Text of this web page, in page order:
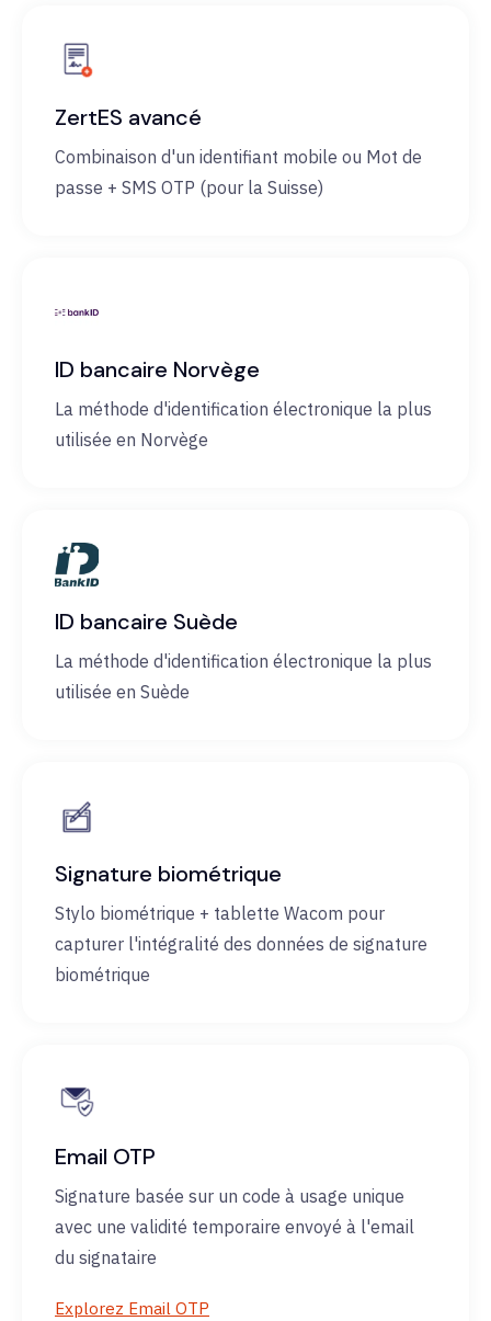
ZertES avancé
Combinaison d'un identifiant mobile ou Mot de
passe + SMS OTP (pour la Suisse)
ID bancaire Norvège
La méthode d'identification électronique la plus
utilisée en Norvège
ID bancaire Suède
La méthode d'identification électronique la plus
utilisée en Suède
Signature biométrique
Stylo biométrique + tablette Wacom pour
capturer l'intégralité des données de signature
biométrique
Email OTP
Signature basée sur un code à usage unique
avec une validité temporaire envoyé à l'email
du signataire
Explorez Email OTP